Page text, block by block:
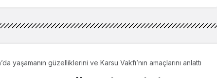
yaşamanın güzelliklerini ve Karsu Vakfı’nın amaçlarını anlattı